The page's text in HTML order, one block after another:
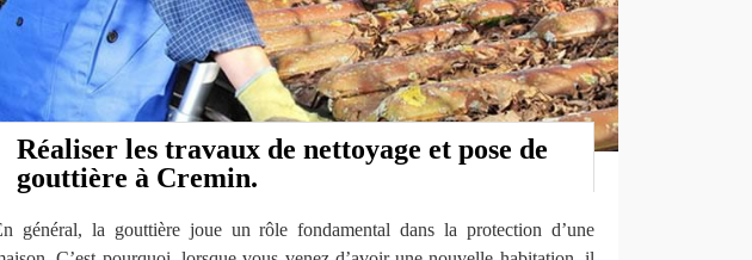
Réaliser les travaux de nettoyage et pose de
gouttière à Cremin.
général, la gouttière joue un rôle fondamental dans la protection d’une